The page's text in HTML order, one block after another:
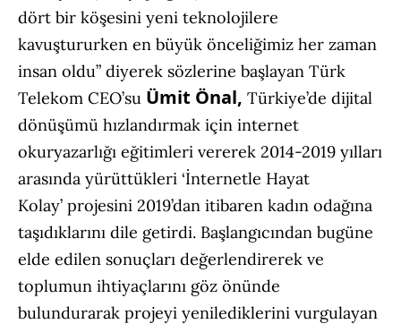
dört bir köşesini yeni teknolojilere
kavuştururken en büyük önceliğimiz her zaman
insan oldu” diyerek sözlerine başlayan Türk
Telekom CEO’su Ümit Önal, Türkiye’de dijital
dönüşümü hızlandırmak için internet
okuryazarlığı eğitimleri vererek 2014-2019 yılları
arasında yürüttükleri ‘İnternetle Hayat
Kolay’ projesini 2019’dan itibaren kadın odağına
taşıdıklarını dile getirdi. Başlangıcından bugüne
elde edilen sonuçları değerlendirerek ve
toplumun ihtiyaçlarını göz önünde
bulundurarak projeyi yenilediklerini vurgulayan